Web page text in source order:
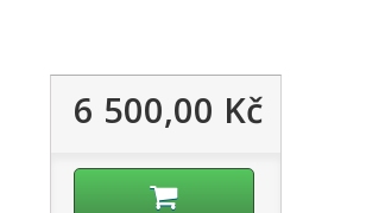
6 500,00 Kč